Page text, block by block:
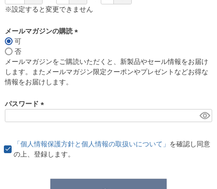
※設定すると変更できません
メールマガジンの購読
須
)
可
否
メールマガジンをご購読いただくと、新製品やセール情報をお届け
します。またメールマガジン限定クーポンやプレゼントなどお得な
情報をお届けします。
パスワード
)
「個人情報保護方針と個人情報の取扱いについて」 を確認し同意
の上、登録します。